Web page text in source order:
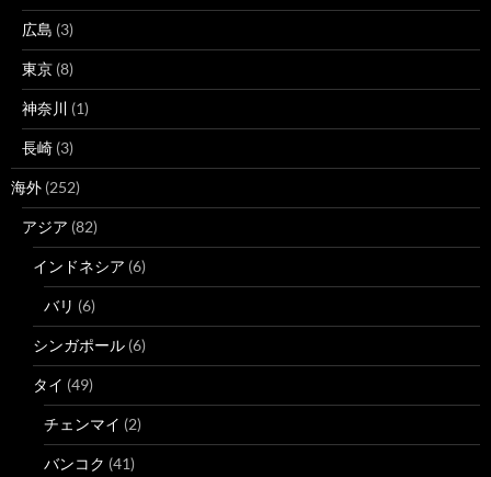
広島 (3)
東京 (8)
神奈川 (1)
長崎 (3)
海外 (252)
アジア (82)
インドネシア (6)
バリ (6)
シンガポール (6)
タイ (49)
チェンマイ (2)
バンコク (41)